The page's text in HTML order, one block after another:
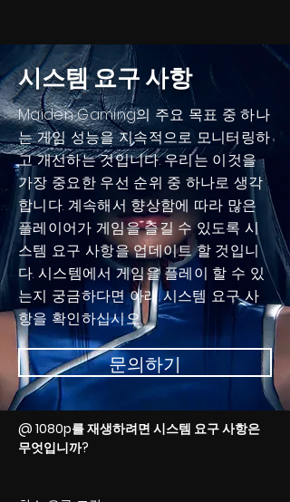
시스템 요구 사항
Maiden Gaming의 주요 목표 중 하나
는 게임 성능을 지속적으로 모니터링하
고 개선하는 것입니다. 우리는 이것을
가장 중요한 우선 순위 중 하나로 생각
합니다. 계속해서 향상함에 따라 많은
플레이어가 게임을 즐길 수 있도록 시
스템 요구 사항을 업데이트 할 것입니
다. 시스템에서 게임을 플레이 할 수 있
는지 궁금하다면 아래 시스템 요구 사
항을 확인하십시오.
문의하기
@ 1080p를 재생하려면 시스템 요구 사항은
무엇입니까?